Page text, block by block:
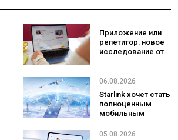
Приложение или
репетитор: новое
исследование от
помогает
иностранном
языке
06.08.2026
Starlink хочет стать
полноценным
мобильным
SpaceX готовит
05.08.2026